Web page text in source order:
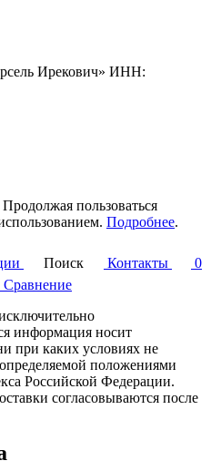
Ирекович» ИНН:
пользоваться
Подробнее.
Поиск Контакты
0
Сравнение
информация носит
при каких условиях не
положениями
Российской Федерации.
согласовываются после